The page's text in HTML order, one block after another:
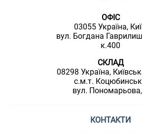
ОФІС
03055 Україна,
вул. Богдана
к.400
СКЛАД
08298 Україна,
с.м.т.
вул.
КОНТАКТИ